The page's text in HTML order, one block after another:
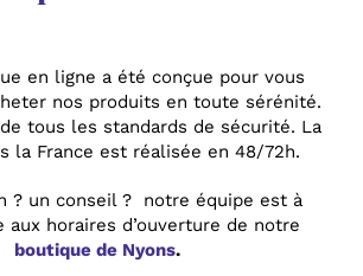
en ligne a été conçue pour vous
nos produits en toute sérénité.
tous les standards de sécurité. La
la France est réalisée en 48/72h.
? un conseil ?
notre équipe est à
aux horaires d’ouverture de notre
boutique de Nyons.